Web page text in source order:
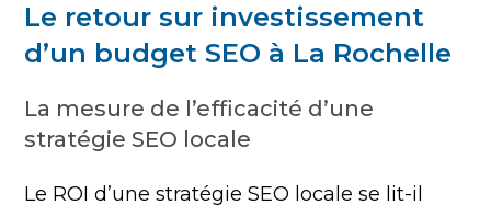
Le retour sur investissement
d’un budget SEO à La Rochelle
La mesure de l’efficacité d’une
stratégie SEO locale
Le ROI d’une stratégie SEO locale se lit-il